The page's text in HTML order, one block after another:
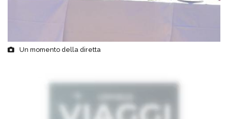
Un momento della diretta